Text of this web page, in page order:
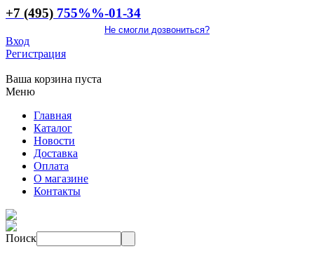
+7 (495) 755%%-01-34
Не смогли дозвониться?
Вход
Регистрация
Ваша корзина пуста
Меню
Главная
Каталог
Новости
Доставка
Оплата
О магазине
Контакты
Поиск